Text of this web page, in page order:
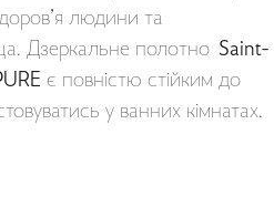
людини та
Дзеркальне полотно Saint-
є повністю стійким до
у ванних кімнатах.